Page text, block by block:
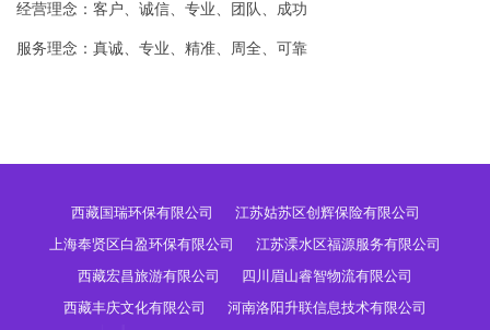
经营理念：客户、诚信、专业、团队、成功
服务理念：真诚、专业、精准、周全、可靠
西藏国瑞环保有限公司
江苏姑苏区创辉保险有限公司
上海奉贤区白盈环保有限公司
江苏溧水区福源服务有限公司
西藏宏昌旅游有限公司
四川眉山睿智物流有限公司
西藏丰庆文化有限公司
河南洛阳升联信息技术有限公司